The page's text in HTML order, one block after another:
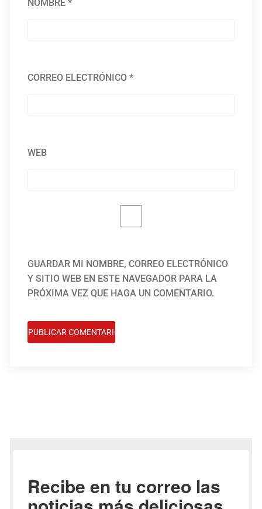
NOMBRE*
CORREO ELECTRÓNICO*
WEB
GUARDAR MI NOMBRE, CORREO ELECTRÓNICO
Y SITIO WEB EN ESTE NAVEGADOR PARA LA
PRÓXIMA VEZ QUE HAGA UN COMENTARIO.